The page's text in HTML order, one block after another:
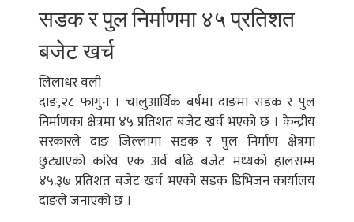
सडक र पुल निर्माणमा ४५ प्रतिशत
बजेट खर्च
लिलाधर वली
दाङ,२८ फागुन । चालुआर्थिक बर्षमा दाङमा सडक र पुल
निर्माणका क्षेत्रमा ४५ प्रतिशत बजेट खर्च भएको छ । केन्द्रीय
सरकारले दाङ जिल्लामा सडक र पुल निर्माण क्षेत्रमा
छुट्याएको करिव एक अर्व बढि बजेट मध्यको हालसम्म
४५.३७ प्रतिशत बजेट खर्च भएको सडक डिभिजन कार्यालय
दाङले जनाएको छ ।